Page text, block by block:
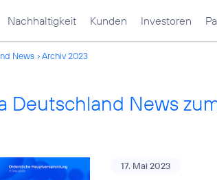
Nachhaltigkeit Kunden Investoren
News Archiv 2023
Deutschland News
17. Mai 2023